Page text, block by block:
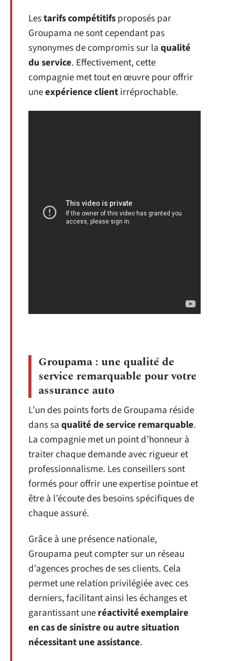
Lestarifs compétitifsproposés par
Groupama ne sont cependant pas
synonymes de compromis sur laqualité
du service. Effectivement, cette
compagnie met tout en œuvre pour offrir
uneexpérience clientirréprochable.
Groupama : une qualité de
service remarquable pour votre
assurance auto
L’un des points forts de Groupama réside
dans saqualité de service remarquable.
La compagnie met un point d’honneur à
traiter chaque demande avec rigueur et
professionnalisme. Les conseillers sont
formés pour offrir une expertise pointue et
être à l’écoute des besoins spécifiques de
chaque assuré.
Grâce à une présence nationale,
Groupama peut compter sur un réseau
d’agences proches de ses clients. Cela
permet une relation privilégiée avec ces
derniers, facilitant ainsi les échanges et
garantissant uneréactivité exemplaire
en cas de sinistre ou autre situation
nécessitant une assistance.